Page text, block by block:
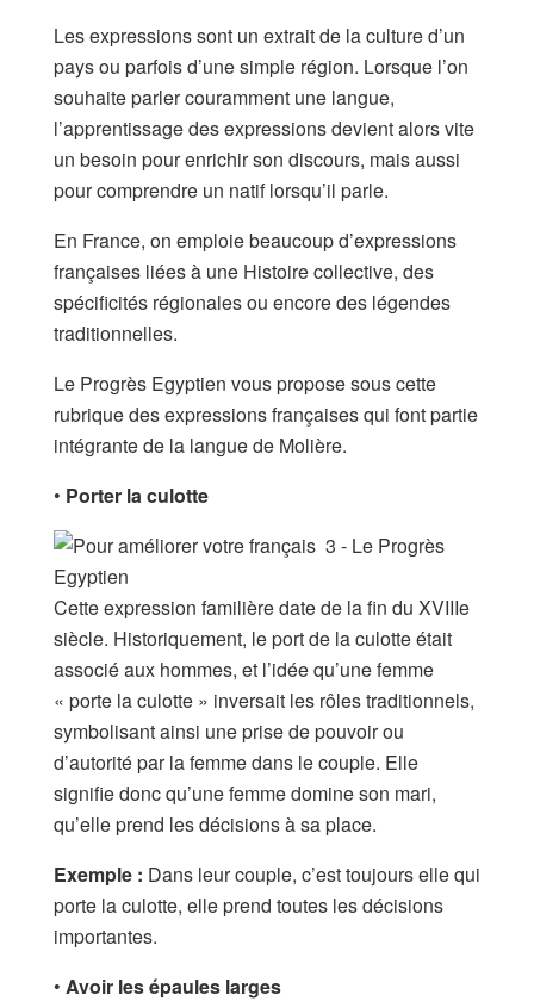
Les expressions sont un extrait de la culture d’un
pays ou parfois d’une simple région. Lorsque l’on
souhaite parler couramment une langue,
l’apprentissage des expressions devient alors vite
un besoin pour enrichir son discours, mais aussi
pour comprendre un natif lorsqu’il parle.
En France, on emploie beaucoup d’expressions
françaises liées à une Histoire collective, des
spécificités régionales ou encore des légendes
traditionnelles.
Le Progrès Egyptien vous propose sous cette
rubrique des expressions françaises qui font partie
intégrante de la langue de Molière.
• Porter la culotte
Cette expression familière date de la fin du XVIIIe
siècle. Historiquement, le port de la culotte était
associé aux hommes, et l’idée qu’une femme
« porte la culotte » inversait les rôles traditionnels,
symbolisant ainsi une prise de pouvoir ou
d’autorité par la femme dans le couple. Elle
signifie donc qu’une femme domine son mari,
qu’elle prend les décisions à sa place.
Exemple : Dans leur couple, c’est toujours elle qui
porte la culotte, elle prend toutes les décisions
importantes.
• Avoir les épaules larges